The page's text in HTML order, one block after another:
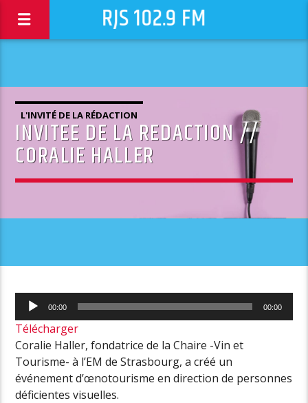
RJS 102.9 FM
L'INVITÉ DE LA RÉDACTION
INVITEE DE LA REDACTION //
CORALIE HALLER
Lecteur
audio
00:00 00:00
Télécharger
Coralie Haller, fondatrice de la Chaire -Vin et
Tourisme- à l’EM de Strasbourg, a créé un
événement d’œnotourisme en direction de personnes
déficientes visuelles.